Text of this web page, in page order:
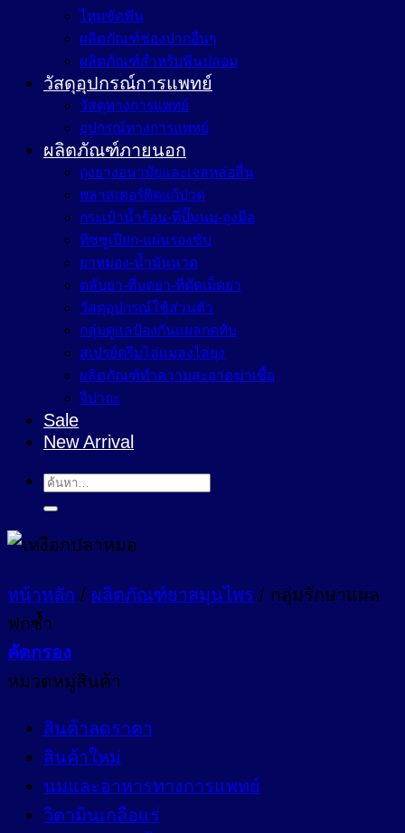
ไหมขัดฟัน
ผลิตภัณฑ์ช่องปากอื่นๆ
ผลิตภัณฑ์สำหรับฟันปลอม
วัสดุอุปกรณ์การแพทย์
วัสดุทางการแพทย์
อุปกรณ์ทางการแพทย์
ผลิตภัณฑ์ภายนอก
ถุงยางอนามัยและเจลหล่อลื่น
พลาสเตอร์ติดแก้ปวด
กระเป๋าน้ำร้อน-ที่ปั๊มนม-ถุงมือ
ทิชชูเปียก-แผ่นรองซับ
ยาหม่อง-น้ำมันนวด
ตลับยา-ที่บดยา-ที่ตัดเม็ดยา
วัสดุอุปกรณ์ใช้ส่วนตัว
กลุ่มดูแลป้องกันแผลกดทับ
สเปรย์ครีมไล่แมลงไล่ยุง
ผลิตภัณฑ์ทำความสะอาดฆ่าเชื้อ
จิปาถะ
Sale
New Arrival
ค้นหา:
หน้าหลัก / ผลิตภัณฑ์ยาสมุนไพร / กลุ่มรักษาแผล
ฟกช้ำ
คัดกรอง
หมวดหมู่สินค้า
สินค้าลดราคา
สินค้าใหม่
นมและอาหารทางการแพทย์
วิตามินเกลือแร่